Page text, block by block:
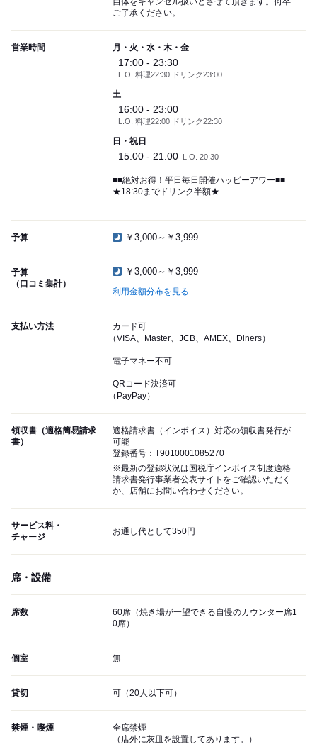
ご了承ください。
営業時間 月・火・水・木・金
17:00 - 23:30
L.O. 料理22:30 ドリンク23:00
土
16:00 - 23:00
L.O. 料理22:00 ドリンク22:30
日・祝日
15:00 - 21:00 L.O. 20:30
■■絶対お得！平日毎日開催ハッピーアワー■■
★18:30までドリンク半額★
予算 ￥3,000～￥3,999
予算
（口コミ集計）
￥3,000～￥3,999
利用金額分布を見る
支払い方法
カード可
（VISA、Master、JCB、AMEX、Diners）
電子マネー不可
QRコード決済可
（PayPay）
領収書（適格簡易請求
書）
適格請求書（インボイス）対応の領収書発行が
可能
登録番号：T9010001085270
※最新の登録状況は国税庁インボイス制度適格
請求書発行事業者公表サイトをご確認いただく
か、店舗にお問い合わせください。
サービス料・
チャージ
お通し代として350円
席・設備
席数
60席（焼き場が一望できる自慢のカウンター席1
0席）
個室 無
貸切 可（20人以下可）
禁煙・喫煙
全席禁煙
（店外に灰皿を設置してあります。）